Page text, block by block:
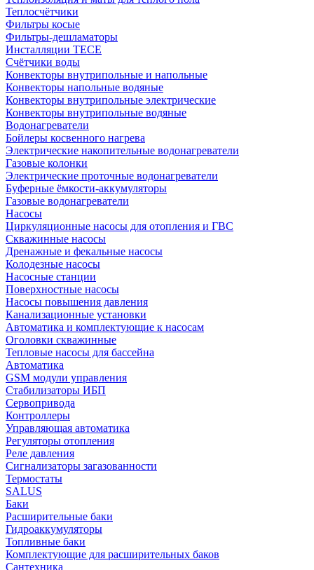
Теплосчётчики
Фильтры косые
Фильтры-дешламаторы
Инсталляции TECE
Счётчики воды
Конвекторы внутрипольные и напольные
Конвекторы напольные водяные
Конвекторы внутрипольные электрические
Конвекторы внутрипольные водяные
Водонагреватели
Бойлеры косвенного нагрева
Электрические накопительные водонагреватели
Газовые колонки
Электрические проточные водонагреватели
Буферные ёмкости-аккумуляторы
Газовые водонагреватели
Насосы
Циркуляционные насосы для отопления и ГВС
Скважинные насосы
Дренажные и фекальные насосы
Колодезные насосы
Насосные станции
Поверхностные насосы
Насосы повышения давления
Канализационные установки
Автоматика и комплектующие к насосам
Оголовки скважинные
Тепловые насосы для бассейна
Автоматика
GSM модули управления
Стабилизаторы ИБП
Сервопривода
Контроллеры
Управляющая автоматика
Регуляторы отопления
Реле давления
Сигнализаторы загазованности
Термостаты
SALUS
Баки
Расширительные баки
Гидроаккумуляторы
Топливные баки
Комплектующие для расширительных баков
Сантехника